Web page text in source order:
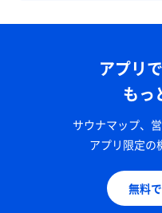
アプリ
もっ
サウナマップ、
アプリ限定の
無料